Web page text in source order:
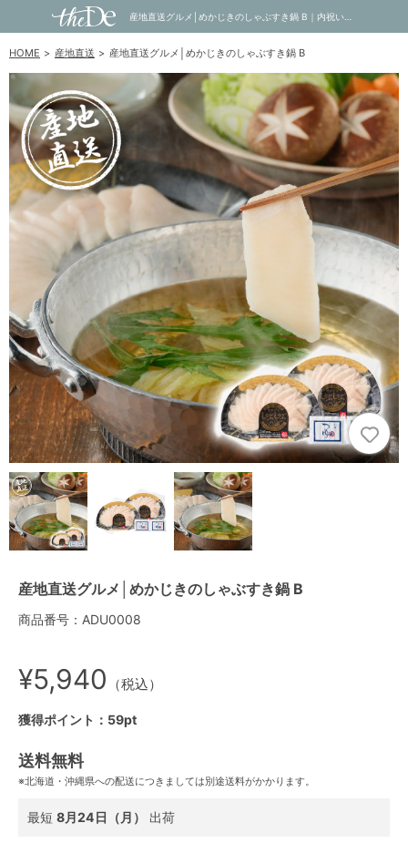
HOME 産地直送 産地直送グルメ│めかじきのしゃぶすき鍋 B
産地直送グルメ│めかじきのしゃぶすき鍋 B
商品番号：ADU0008
¥5,940 （税込）
獲得ポイント：59pt
送料無料
※北海道・沖縄県への配送につきましては別途送料がかかります。
最短 8月24日（月） 出荷